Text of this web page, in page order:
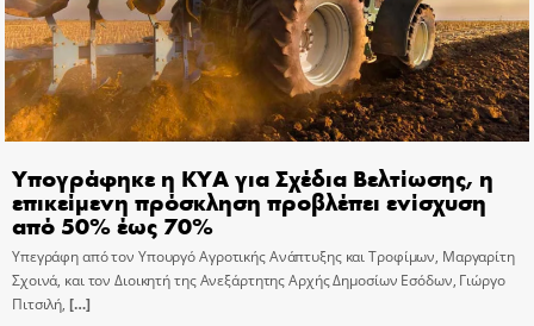
Υπογράφηκε η ΚΥΑ για Σχέδια Βελτίωσης, η
επικείμενη πρόσκληση προβλέπει ενίσχυση
από 50% έως 70%
Υπεγράφη από τον Υπουργό Αγροτικής Ανάπτυξης και Τροφίμων, Μαργαρίτη
Σχοινά, και τον Διοικητή της Ανεξάρτητης Αρχής Δημοσίων Εσόδων, Γιώργο
Πιτσιλή, […]